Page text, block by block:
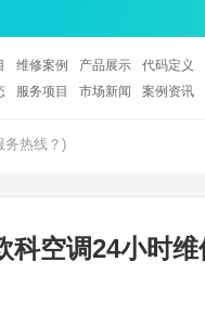
维修案例 产品展示 代码定义
服务项目 市场新闻 案例资讯
务热线？)
科空调24小时